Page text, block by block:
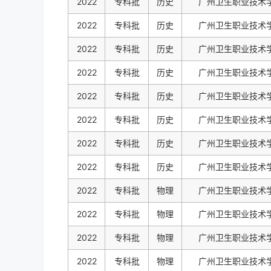
2022 专科批 历史 广州卫生职业技术
2022 专科批 历史 广州卫生职业技术
2022 专科批 历史 广州卫生职业技术
2022 专科批 历史 广州卫生职业技术
2022 专科批 历史 广州卫生职业技术
2022 专科批 历史 广州卫生职业技术
2022 专科批 历史 广州卫生职业技术
2022 专科批 物理 广州卫生职业技术
2022 专科批 物理 广州卫生职业技术
2022 专科批 物理 广州卫生职业技术
2022 专科批 物理 广州卫生职业技术